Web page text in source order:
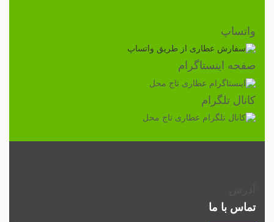
واتساپ
صفحه اینستاگرام
کانال تلگرام
تماس با ما